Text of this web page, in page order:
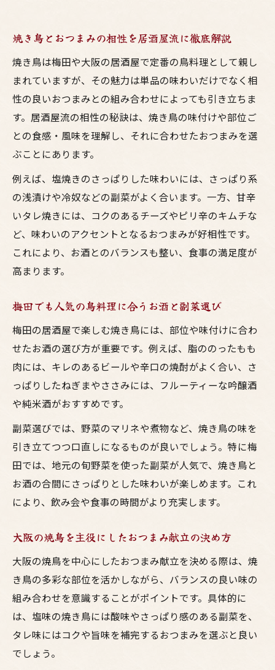
焼き鳥とお酒に最適な副菜を味わい別に厳
選
大阪の焼鳥に合う副菜でお酒の楽しみ方を
お酒と相性抜群の焼鳥部位ごと副菜アレン
ジ法
焼鳥と副菜で叶う居酒屋風献立のコツ
居酒屋気分を楽しむ大阪流焼鳥ペアリング術
大阪流焼鳥とお酒のペアリングで居酒屋気
焼き鳥と相性抜群のおつまみで家飲みを格
上げ
鳥料理の部位ごとに選ぶお酒とおつまみの
極意
焼鳥を主役にした大阪スタイルの献立づく
り
お酒と焼鳥のペアリングで味変を楽しむ方
法
部位ごとに異なる焼き鳥とお酒の絶妙な相性
焼き鳥の部位別おすすめお酒とおつまみの
選び方
術
大阪流焼鳥部位ごとのお酒との相性の秘密
焼鳥好きが満足する部位別おつまみ提案集
お酒と焼き鳥の相性を部位で徹底比較
塩とタレで選ぶ焼き鳥おつまみの楽しみ方
焼き鳥とおつまみの相性を居酒屋流に徹底解説
焼き鳥は梅田や大阪の居酒屋で定番の鳥料理として親し
まれていますが、その魅力は単品の味わいだけでなく相
性の良いおつまみとの組み合わせによっても引き立ちま
す。居酒屋流の相性の秘訣は、焼き鳥の味付けや部位ご
との食感・風味を理解し、それに合わせたおつまみを選
ぶことにあります。
例えば、塩焼きのさっぱりした味わいには、さっぱり系
の浅漬けや冷奴などの副菜がよく合います。一方、甘辛
いタレ焼きには、コクのあるチーズやピリ辛のキムチな
ど、味わいのアクセントとなるおつまみが好相性です。
これにより、お酒とのバランスも整い、食事の満足度が
高まります。
梅田でも人気の鳥料理に合うお酒と副菜選び
梅田の居酒屋で楽しむ焼き鳥には、部位や味付けに合わ
せたお酒の選び方が重要です。例えば、脂ののったもも
肉には、キレのあるビールや辛口の焼酎がよく合い、さ
っぱりしたねぎまやささみには、フルーティーな吟醸酒
や純米酒がおすすめです。
副菜選びでは、野菜のマリネや煮物など、焼き鳥の味を
引き立てつつ口直しになるものが良いでしょう。特に梅
田では、地元の旬野菜を使った副菜が人気で、焼き鳥と
お酒の合間にさっぱりとした味わいが楽しめます。これ
により、飲み会や食事の時間がより充実します。
大阪の焼鳥を主役にしたおつまみ献立の決め方
大阪の焼鳥を中心にしたおつまみ献立を決める際は、焼
き鳥の多彩な部位を活かしながら、バランスの良い味の
組み合わせを意識することがポイントです。具体的に
は、塩味の焼き鳥には酸味やさっぱり感のある副菜を、
タレ味にはコクや旨味を補完するおつまみを選ぶと良い
でしょう。